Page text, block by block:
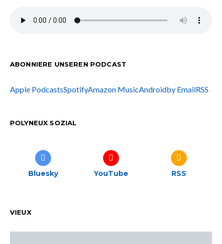
ABONNIERE UNSEREN PODCAST
Apple PodcastsSpotifyAmazon MusicAndroidby EmailRSS
POLYNEUX SOZIAL
Bluesky YouTube RSS
VIEUX